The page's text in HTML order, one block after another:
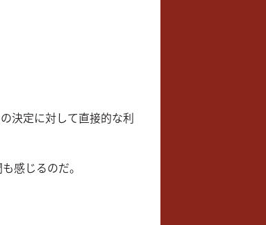
決定に対して直接的な利
感じるのだ。